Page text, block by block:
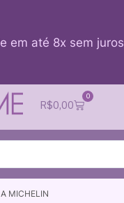
em até 8x sem juros
R$0,00
0
MICHELIN